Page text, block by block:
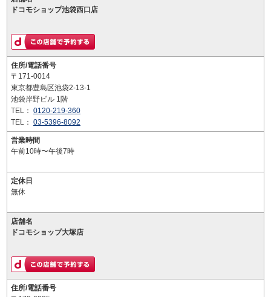
ドコモショップ池袋西口店
住所/電話番号
〒171-0014
東京都豊島区池袋2-13-1
池袋岸野ビル 1階
TEL： 0120-219-360
TEL： 03-5396-8092
営業時間
午前10時〜午後7時
定休日
無休
店舗名
ドコモショップ大塚店
住所/電話番号